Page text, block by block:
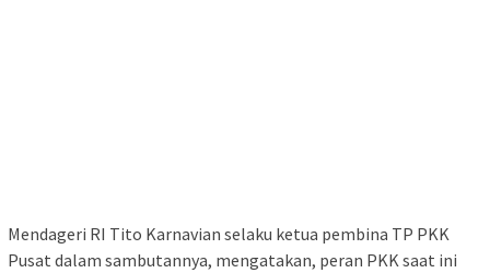
Mendageri RI Tito Karnavian selaku ketua pembina TP PKK
Pusat dalam sambutannya, mengatakan, peran PKK saat ini